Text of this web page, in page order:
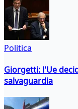
Politica
Giorgetti: l'Ue
salvaguardia